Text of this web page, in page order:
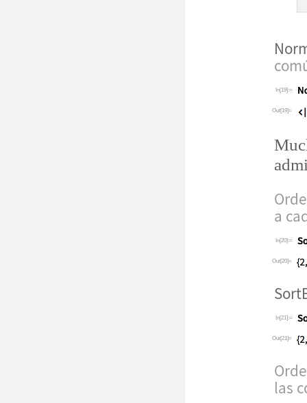
com
In[19]:=
Out[19]=
a
In[20]:=
Out[20]=
In[21]:=
Out[21]=
las